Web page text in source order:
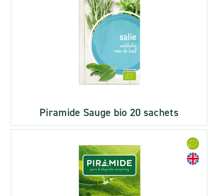
Piramide Sauge bio 20 sachets